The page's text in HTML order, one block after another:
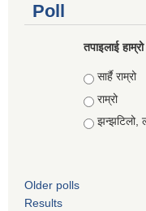
Poll
तपाइलाई
Choices
सार्है राम्रो
राम्रो
झन्झटिलो,
Older polls
Results